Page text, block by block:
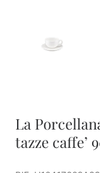
La
tazze caffe’